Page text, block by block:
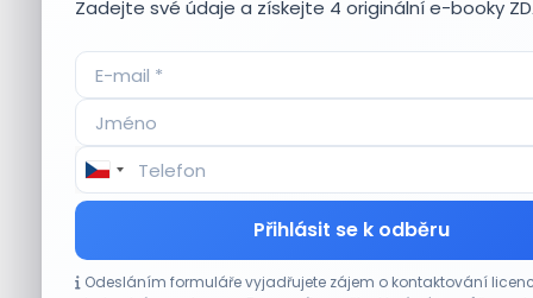
Zadejte své údaje a získejte 4 originální e-booky
Přihlásit se k odběru
Odesláním formuláře vyjadřujete zájem o kontaktování
Akcie Sandisk po výsledcích klesají. Analytici